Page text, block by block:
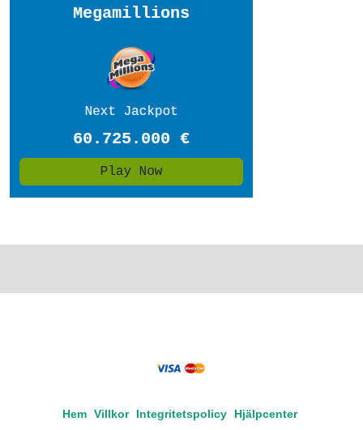
Hem Villkor Integritetspolicy Hjälpcenter